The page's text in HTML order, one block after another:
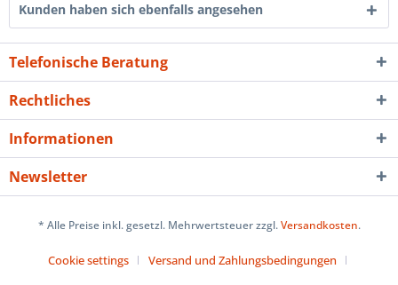
Kunden haben sich ebenfalls angesehen
Telefonische Beratung
Rechtliches
Informationen
Newsletter
* Alle Preise inkl. gesetzl. Mehrwertsteuer zzgl.Versandkosten.
Cookie settings
Versand und Zahlungsbedingungen